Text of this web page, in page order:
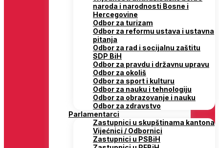
naroda i narodnosti Bosne i
Hercegovine
Odbor za turizam
Odbor za reformu ustava i ustavna
pitanja
Odbor za rad i socijalnu zaštitu
SDP BiH
Odbor za pravdu i državnu upravu
Odbor za okoliš
Odbor za sport i kulturu
Odbor za nauku i tehnologiju
Odbor za obrazovanje i nauku
Odbor za zdravstvo
Parlamentarci
Zastupnici u skupštinama kantona
Vijećnici / Odbornici
Zastupnici u PSBiH